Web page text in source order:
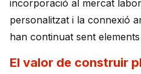
incorporació al mercat
personalitzat i la connexió
han continuat sent
El valor de construir